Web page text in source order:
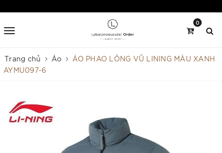
0
Trang chủ Áo
ÁO PHAO LÔNG VŨ LINING MÀU XANH
AYMU097-6